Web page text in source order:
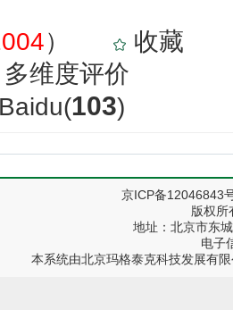
）
收藏
多维度评价
103)
京ICP备12046843
版权所
地址：北京市东
电子
本系统由北京玛格泰克科技发展有